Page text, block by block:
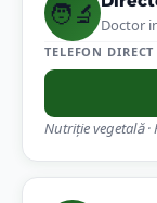
producția cu
auxinelor și
Porumb
🧑‍🔬 Doctor
TELEFON DIRECT
Nutriție vegetală ·